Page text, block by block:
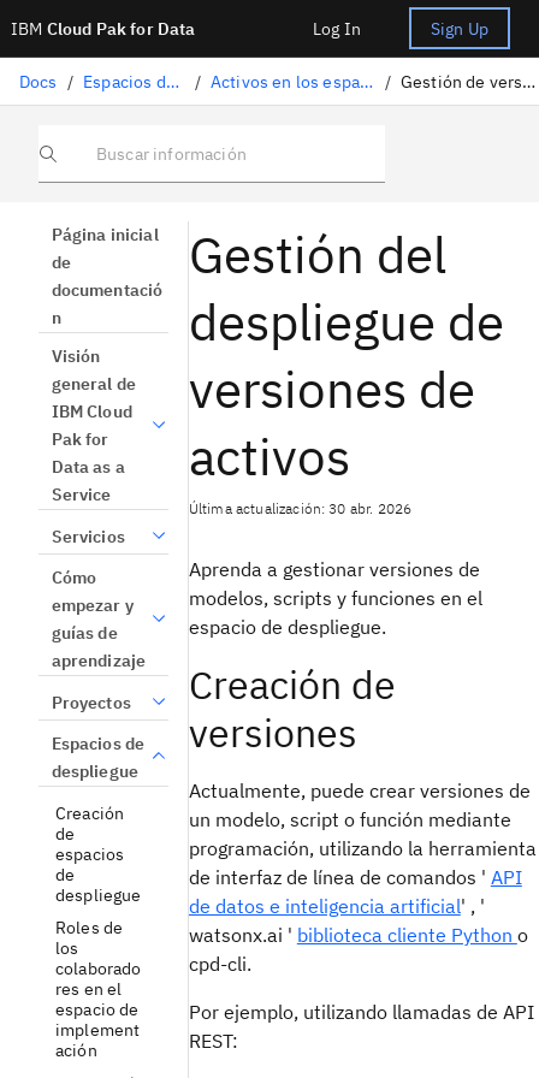
IBM Cloud Pak for Data Log In Sign Up
Docs / Espacios de despliegue / Activos en los espacios de despliegue / Gestión de versiones de activos
Buscar información
Página inicial
de
documentació
n
Visión
general de
IBM Cloud
Pak for
Data as a
Service
Servicios
Cómo
empezar y
guías de
aprendizaje
Proyectos
Espacios de
despliegue
Creación
de
espacios
de
despliegue
Roles de
los
colaborado
res en el
espacio de
implement
ación
Gestión del
despliegue de
versiones de
activos
Última actualización: 30 abr. 2026
Aprenda a gestionar versiones de
modelos, scripts y funciones en el
espacio de despliegue.
Creación de
versiones
Actualmente, puede crear versiones de
un modelo, script o función mediante
programación, utilizando la herramienta
de interfaz de línea de comandos ' API
de datos e inteligencia artificial' , '
watsonx.ai ' biblioteca cliente Python o
cpd-cli.
Por ejemplo, utilizando llamadas de API
REST: